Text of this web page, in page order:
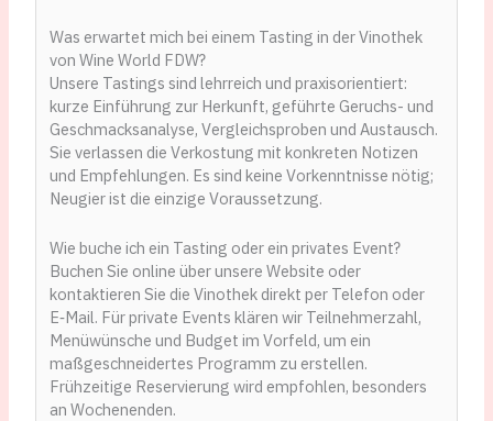
Was erwartet mich bei einem Tasting in der Vinothek
von Wine World FDW?
Unsere Tastings sind lehrreich und praxisorientiert:
kurze Einführung zur Herkunft, geführte Geruchs- und
Geschmacksanalyse, Vergleichsproben und Austausch.
Sie verlassen die Verkostung mit konkreten Notizen
und Empfehlungen. Es sind keine Vorkenntnisse nötig;
Neugier ist die einzige Voraussetzung.
Wie buche ich ein Tasting oder ein privates Event?
Buchen Sie online über unsere Website oder
kontaktieren Sie die Vinothek direkt per Telefon oder
E‑Mail. Für private Events klären wir Teilnehmerzahl,
Menüwünsche und Budget im Vorfeld, um ein
maßgeschneidertes Programm zu erstellen.
Frühzeitige Reservierung wird empfohlen, besonders
an Wochenenden.